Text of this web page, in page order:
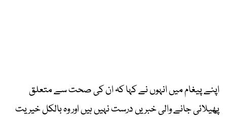
اپنے پیغام میں انہوں نے کہا کہ ان کی صحت سے متعلق
پھیلائی جانے والی خبریں درست نہیں ہیں اور وہ بالکل خیریت